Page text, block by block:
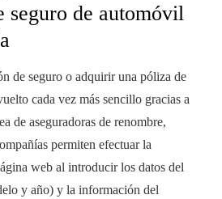
seguro de automóvil
de seguro o adquirir una póliza de
cada vez más sencillo gracias a
de aseguradoras de renombre,
permiten efectuar la
web al introducir los datos del
y año) y la información del